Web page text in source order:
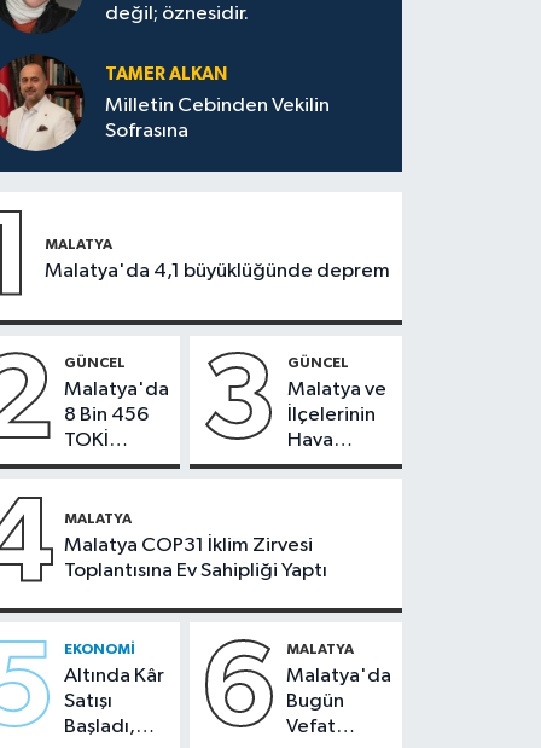
değil; öznesidir.
TAMER ALKAN
Milletin Cebinden Vekilin
Sofrasına
MALATYA
Malatya'da 4,1 büyüklüğünde deprem
GÜNCEL
Malatya'da
8 Bin 456
TOKİ
Konutunun
Bugün
Çekiliyor
3 GÜNCEL
Malatya ve
İlçelerinin
Hava
Durumu -
2026
MALATYA
Malatya COP31 İklim Zirvesi
Toplantısına Ev Sahipliği Yaptı
EKONOMI
Altında Kâr
Satışı
Başladı,
6 MALATYA
Malatya'da
Bugün
Vefat